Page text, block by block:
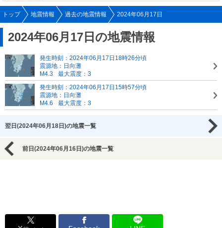
トップ 地震情報 過去の地震情報 2024年06月17日
2024年06月17日の地震情報
発生時刻：2024年06月17日18時26分頃
震源地：日向灘
M4.3
最大震度：3
発生時刻：2024年06月17日15時57分頃
震源地：日向灘
M4.6
最大震度：3
翌日(2024年06月18日)の地震一覧
前日(2024年06月16日)の地震一覧